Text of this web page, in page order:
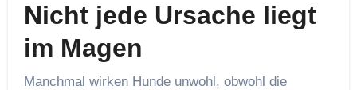
Nicht jede Ursache liegt
im Magen
Manchmal wirken Hunde unwohl, obwohl die